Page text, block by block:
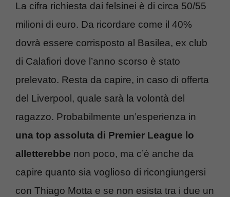
La cifra richiesta dai felsinei è di circa 50/55
milioni di euro. Da ricordare come il 40%
dovrà essere corrisposto al Basilea, ex club
di Calafiori dove l’anno scorso è stato
prelevato. Resta da capire, in caso di offerta
del Liverpool, quale sarà la volontà del
ragazzo. Probabilmente un’esperienza in
una top assoluta di Premier League lo
alletterebbe non poco, ma c’è anche da
capire quanto sia voglioso di ricongiungersi
con Thiago Motta e se non esista tra i due un